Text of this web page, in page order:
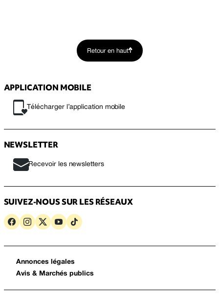
Retour en haut
APPLICATION MOBILE
Télécharger l’application mobile
NEWSLETTER
Recevoir les newsletters
SUIVEZ-NOUS SUR LES RÉSEAUX
Annonces légales
Avis & Marchés publics